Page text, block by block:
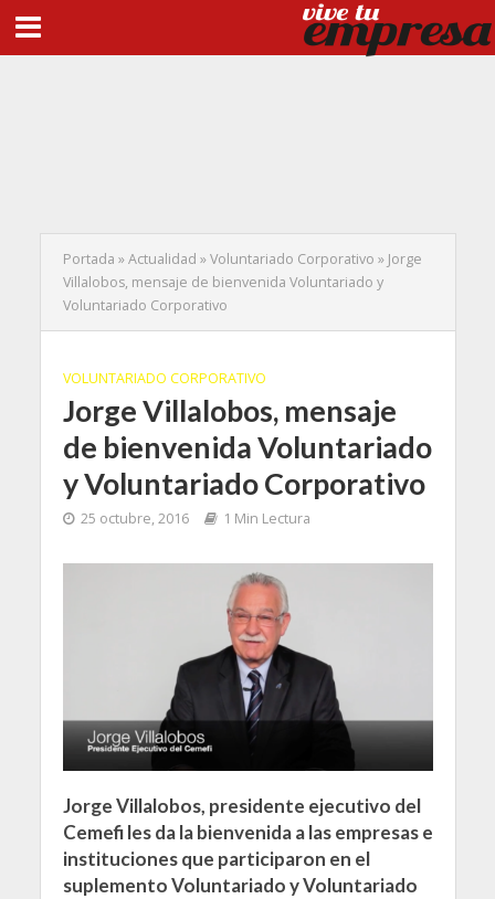
Portada »Actualidad »Voluntariado Corporativo » Jorge
Villalobos, mensaje de bienvenida Voluntariado y
Voluntariado Corporativo
VOLUNTARIADO CORPORATIVO
Jorge Villalobos, mensaje
de bienvenida Voluntariado
y Voluntariado Corporativo
25 octubre, 2016 1 Min Lectura
Jorge Villalobos, presidente ejecutivo del
Cemefi les da la bienvenida a las empresas e
instituciones que participaron en el
suplemento Voluntariado y Voluntariado